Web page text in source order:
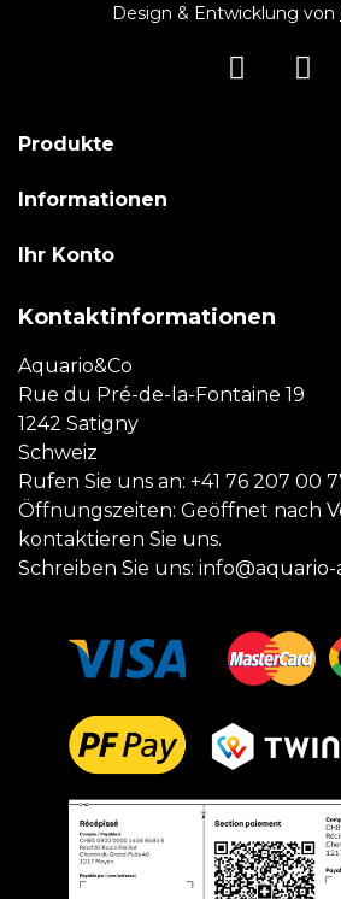
Design & Entwicklung von
Produkte
Informationen
Ihr Konto
Kontaktinformationen
Aquario&Co
Rue du Pré-de-la-Fontaine 19
1242 Satigny
Schweiz
Rufen Sie uns an: +41 76 207 00
Öffnungszeiten: Geöffnet nach
kontaktieren Sie uns.
Schreiben Sie uns: info@aquario-